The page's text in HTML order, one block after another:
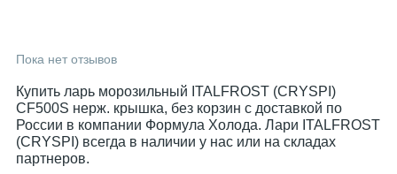
Пока нет отзывов
Купить ларь морозильный ITALFROST (CRYSPI)
CF500S нерж. крышка, без корзин с доставкой по
России в компании Формула Холода. Лари ITALFROST
(CRYSPI) всегда в наличии у нас или на складах
партнеров.